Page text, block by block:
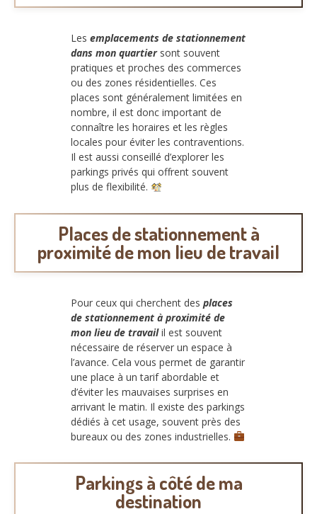
Les emplacements de stationnement
dans mon quartiersont souvent
pratiques et proches des commerces
ou des zones résidentielles. Ces
places sont généralement limitées en
nombre, il est donc important de
connaître les horaires et les règles
locales pour éviter les contraventions.
Il est aussi conseillé d’explorer les
parkings privés qui offrent souvent
plus de flexibilité.
Places de stationnement à
proximité de mon lieu de travail
Pour ceux qui cherchent des places
de stationnement à proximité de
mon lieu de travailil est souvent
nécessaire de réserver un espace à
l’avance. Cela vous permet de garantir
une place à un tarif abordable et
d’éviter les mauvaises surprises en
arrivant le matin. Il existe des parkings
dédiés à cet usage, souvent près des
bureaux ou des zones industrielles.
Parkings à côté de ma
destination